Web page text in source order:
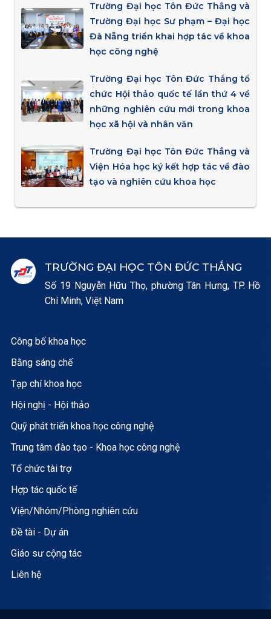
Trường Đại học Tôn Đức Thắng và
Trường Đại học Sư phạm – Đại học
Đà Nẵng triển khai hợp tác về khoa
học công nghệ
Trường Đại học Tôn Đức Thắng tổ
chức Hội thảo quốc tế lần thứ 4 về
những nghiên cứu mới trong khoa
học xã hội và nhân văn
Trường Đại học Tôn Đức Thắng và
Viện Hóa học ký kết hợp tác về đào
tạo và nghiên cứu khoa học
TRƯỜNG ĐẠI HỌC TÔN ĐỨC THẮNG
Số 19 Nguyễn Hữu Thọ, phường Tân Hưng, TP. Hồ
Chí Minh, Việt Nam
Công bố khoa học
Bằng sáng chế
Tạp chí khoa học
Hội nghị - Hội thảo
Quỹ phát triển khoa học công nghệ
Trung tâm đào tạo - Khoa học công nghệ
Tổ chức tài trợ
Hợp tác quốc tế
Viện/Nhóm/Phòng nghiên cứu
Đề tài - Dự án
Giáo sư cộng tác
Liên hệ